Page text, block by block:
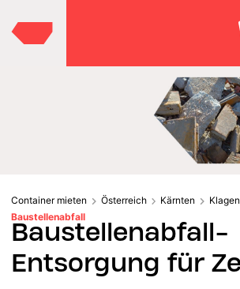
Container mieten Österreich Kärnten
Baustellenabfall
Baustellenabfall-
Entsorgung für